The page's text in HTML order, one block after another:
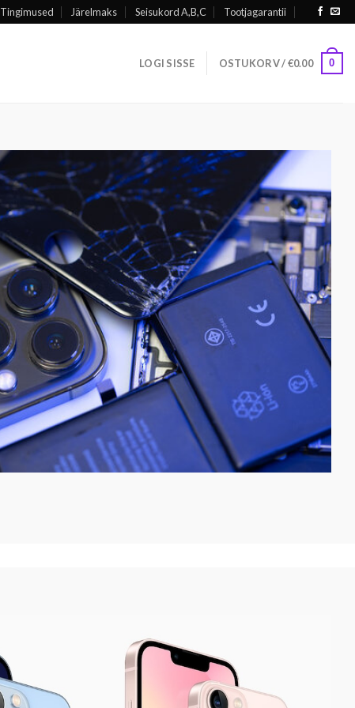
Tingimused Järelmaks Seisukord A,B,C Tootjagarantii
LOGI SISSE OSTUKORV /€0.00 0